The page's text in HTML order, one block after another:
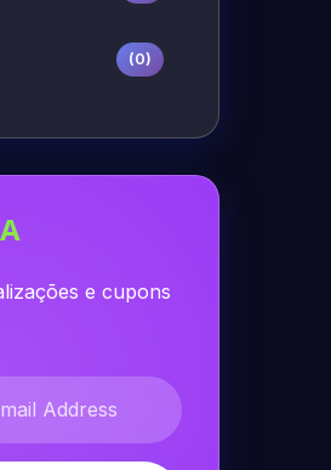
(0)
e cupons